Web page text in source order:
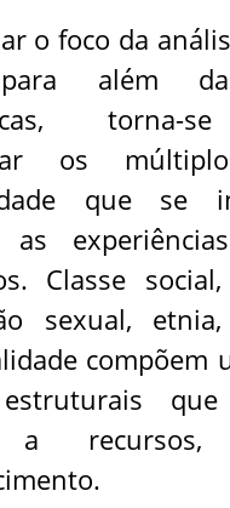
o foco da
além
torna-
os
que se
as
Classe
sexual,
compõem
a